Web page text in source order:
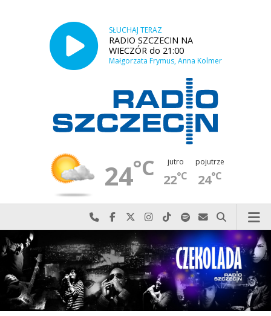
SŁUCHAJ TERAZ
RADIO SZCZECIN NA
WIECZÓR do 21:00
Małgorzata Frymus, Anna Kolmer
24°C jutro
22°C
pojutrze
24°C
Najlepiej po prostu do nas zadzwoń
Odwiedź nas na Facebook-u
Odwiedź nas na X
Odwiedź nas na Instagram-ie
Odwiedź nas na TikTok-u
Szukaj nas na Spotify
Wyślij do nas
Szukaj